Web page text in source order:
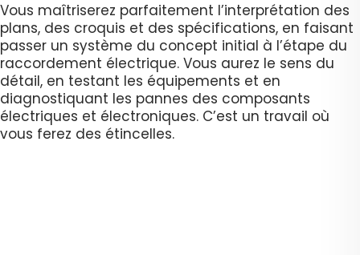
Vous maîtriserez parfaitement l’interprétation des
plans, des croquis et des spécifications, en faisant
passer un système du concept initial à l’étape du
raccordement électrique. Vous aurez le sens du
détail, en testant les équipements et en
diagnostiquant les pannes des composants
électriques et électroniques. C’est un travail où
vous ferez des étincelles.